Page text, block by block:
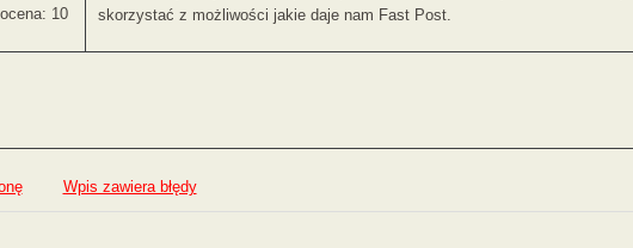
ocena: 10
skorzystać z możliwości jakie daje nam Fast Post.
Wpis zawiera błędy